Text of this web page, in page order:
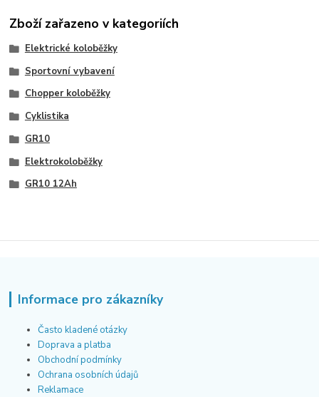
Zboží zařazeno v kategoriích
Elektrické koloběžky
Sportovní vybavení
Chopper koloběžky
Cyklistika
GR10
Elektrokoloběžky
GR10 12Ah
Informace pro zákazníky
Často kladené otázky
Doprava a platba
Obchodní podmínky
Ochrana osobních údajů
Reklamace